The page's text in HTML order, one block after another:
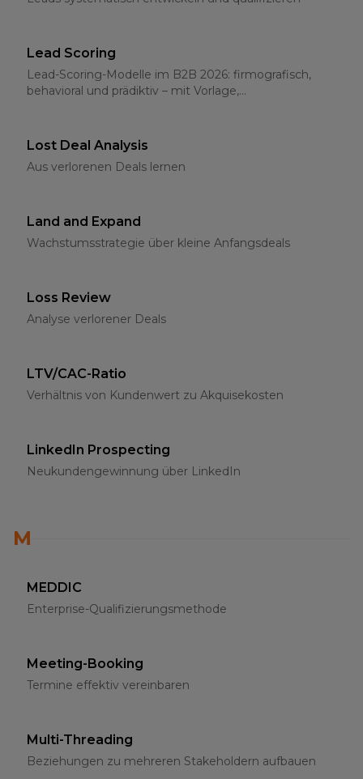
Lead Scoring
Lead-Scoring-Modelle im B2B 2026: firmografisch,
behavioral und prädiktiv – mit Vorlage,
Lost Deal Analysis
Aus verlorenen Deals lernen
Land and Expand
Wachstumsstrategie über kleine Anfangsdeals
Loss Review
Analyse verlorener Deals
LTV/CAC-Ratio
Verhältnis von Kundenwert zu Akquisekosten
LinkedIn Prospecting
Neukundengewinnung über LinkedIn
M
MEDDIC
Enterprise-Qualifizierungsmethode
Meeting-Booking
Termine effektiv vereinbaren
Multi-Threading
Beziehungen zu mehreren Stakeholdern aufbauen